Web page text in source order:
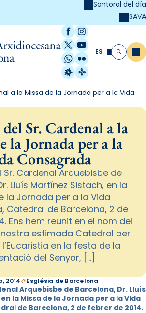
Santoral del día
SAVA
Facebook
Instagram
X / Twitter
YouTube
WhatsApp
Flickr
Radio Estel
Catalunya
ES Buscar
a la Missa de la Jornada per a la Vida
Sr. Cardenal a la
la Jornada per a la
Consagrada
Sr. Cardenal Arquebisbe de
Lluís Martínez Sistach, en la
la Jornada per a la Vida
Catedral de Barcelona, 2 de
Ens hem reunit en el nom del
estimada Catedral per
en la festa de la
del Senyor, […]
2014 Església de Barcelona
Arquebisbe de Barcelona, Dr. Lluís
la Missa de la Jornada per a la Vida
de Barcelona, 2 de febrer de 2014.